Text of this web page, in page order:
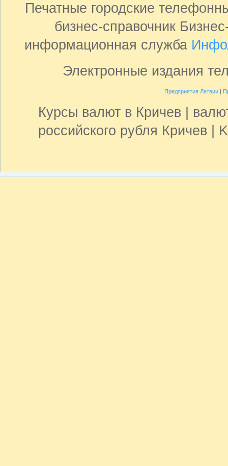
Печатные городские
бизнес-справочник
информационная служба
Электронные издания
Предприятия Латвии|
Курсы валют в Кричев |
российского рубля Кричев |